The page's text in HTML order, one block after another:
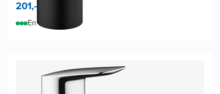
201,-
En stock